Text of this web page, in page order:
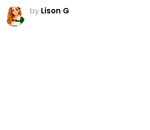
by Lison G